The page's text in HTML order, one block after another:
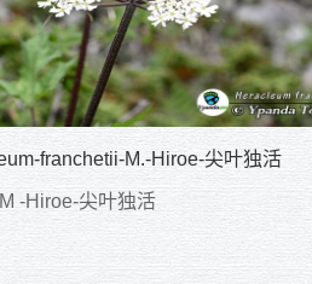
franchetii-M.-Hiroe-尖叶独活
-Hiroe-尖叶独活